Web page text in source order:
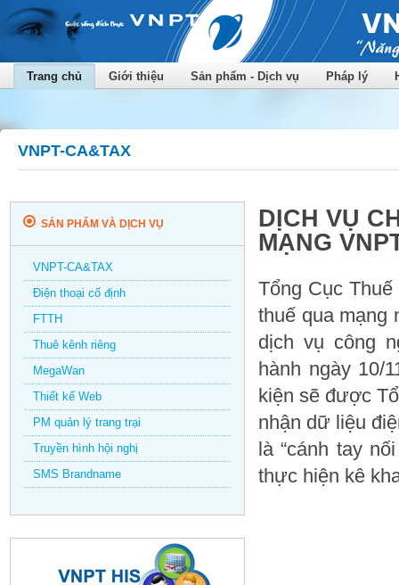
Trang chủ Giới thiệu Sản phẩm - Dịch vụ Pháp lý
VNPT-CA&TAX
SẢN PHẨM VÀ DỊCH VỤ
VNPT-CA&TAX
Điện thoại cố định
FTTH
Thuê kênh riêng
MegaWan
Thiết kế Web
PM quản lý trang trại
Truyền hình hội nghị
SMS Brandname
DỊCH VỤ
MẠNG
Tổng Cục
thuế qua mạng
dịch vụ công
hành ngày 10/
kiện sẽ được
nhận dữ liệu
là “cánh tay
thực hiện kê